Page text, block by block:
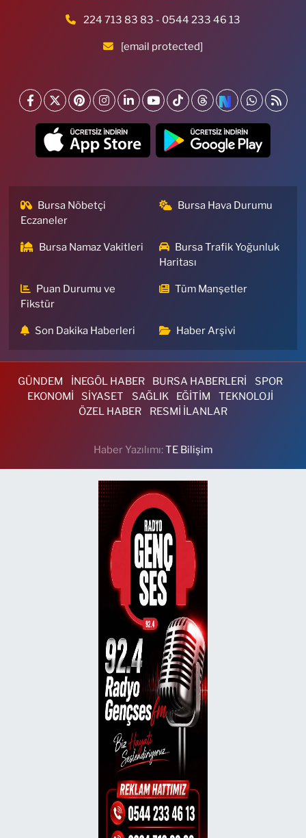
224 713 83 83 - 0544 233 46 13
[email protected]
Bursa Nöbetçi
Eczaneler
Bursa Hava Durumu
Bursa Namaz Vakitleri
Bursa Trafik Yoğunluk
Haritası
Puan Durumu ve
Fikstür
Tüm Manşetler
Son Dakika Haberleri Haber Arşivi
GÜNDEM İNEGÖL HABER BURSA HABERLERİ
SPOR
EKONOMİ
SİYASET SAĞLIK EĞİTİM
TEKNOLOJİ
ÖZEL HABER
RESMİ İLANLAR
Haber Yazılımı:TE Bilişim